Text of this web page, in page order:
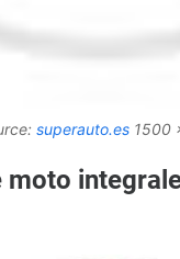
superauto.es 1500
moto